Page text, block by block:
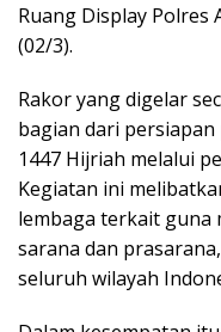
Ruang Display Polres
(02/3).
Rakor yang digelar
bagian dari
1447 Hijriah melalui
Kegiatan ini
lembaga terkait guna
sarana dan
seluruh wilayah